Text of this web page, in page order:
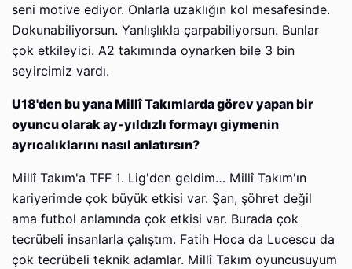
seni motive ediyor. Onlarla uzaklığın kol mesafesinde.
Dokunabiliyorsun. Yanlışlıkla çarpabiliyorsun. Bunlar
çok etkileyici. A2 takımında oynarken bile 3 bin
seyircimiz vardı.
U18'den bu yana Millî Takımlarda görev yapan bir
oyuncu olarak ay-yıldızlı formayı giymenin
ayrıcalıklarını nasıl anlatırsın?
Millî Takım'a TFF 1. Lig'den geldim… Millî Takım'ın
kariyerimde çok büyük etkisi var. Şan, şöhret değil
ama futbol anlamında çok etkisi var. Burada çok
tecrübeli insanlarla çalıştım. Fatih Hoca da Lucescu da
çok tecrübeli teknik adamlar. Millî Takım oyuncusuyum